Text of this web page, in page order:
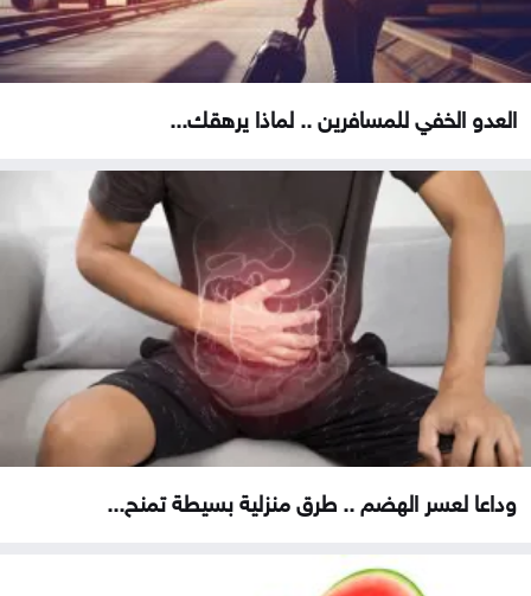
العدو الخفي للمسافرين .. لماذا يرهقك...
وداعا لعسر الهضم .. طرق منزلية بسيطة تمنح...